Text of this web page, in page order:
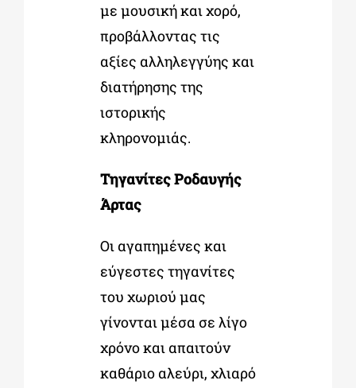
με μουσική και χορό,
προβάλλοντας τις
αξίες αλληλεγγύης και
διατήρησης της
ιστορικής
κληρονομιάς.
Τηγανίτες Ροδαυγής
Άρτας
Οι αγαπημένες και
εύγεστες τηγανίτες
του χωριού μας
γίνονται μέσα σε λίγο
χρόνο και απαιτούν
καθάριο αλεύρι, χλιαρό